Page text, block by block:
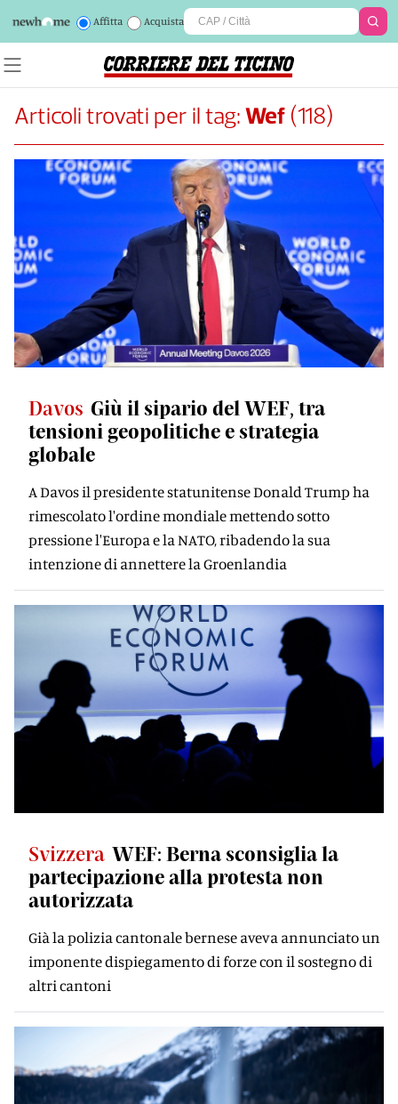
Affitta Acquista
Articoli trovati per il tag:Wef(118)
Davos Giù il sipario del WEF, tra
tensioni geopolitiche e strategia
globale
A Davos il presidente statunitense Donald Trump ha
rimescolato l'ordine mondiale mettendo sotto
pressione l'Europa e la NATO, ribadendo la sua
intenzione di annettere la Groenlandia
Svizzera WEF: Berna sconsiglia la
partecipazione alla protesta non
autorizzata
Già la polizia cantonale bernese aveva annunciato un
imponente dispiegamento di forze con il sostegno di
altri cantoni